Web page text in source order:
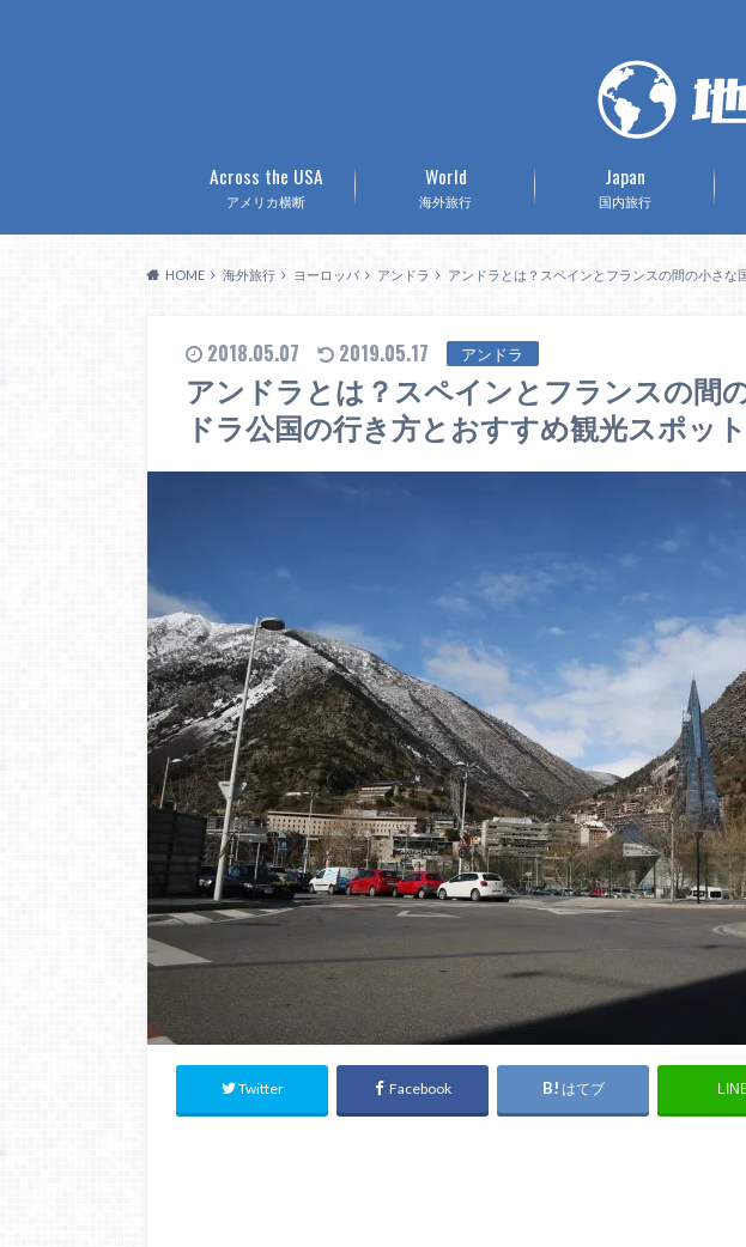
アメリカ横断
Across the USA
海外旅行
World
国内旅行
Japan
HOME 海外旅行 ヨーロッパ アンドラ アンドラとは？スペインとフランスの間の小さ
2018.05.07 2019.05.17 アンドラ
アンドラとは？スペインとフランスの間
ドラ公国の行き方とおすすめ観光スポッ
Twitter Facebook はてブ